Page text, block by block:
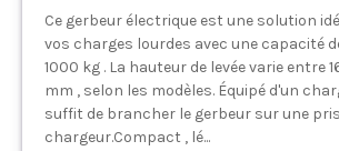
Ce gerbeur électrique est une solution
vos charges lourdes avec une capacité
1000 kg . La hauteur de levée varie entre
mm , selon les modèles. Équipé d'un
suffit de brancher le gerbeur sur une
chargeur.Compact , lé...